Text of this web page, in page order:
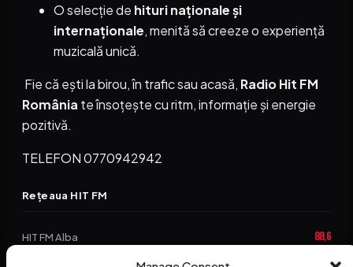
O selecție de hituri naționale și
internaționale, menită să creeze o experiență
muzicală unică.
Fie că ești la birou, în trafic sau acasă, Radio Hit FM
România te însoțește cu ritm, informație și energie
pozitivă.
TELEFON 0770942942
Rețeaua HIT FM
HIT FM Alba 88,6